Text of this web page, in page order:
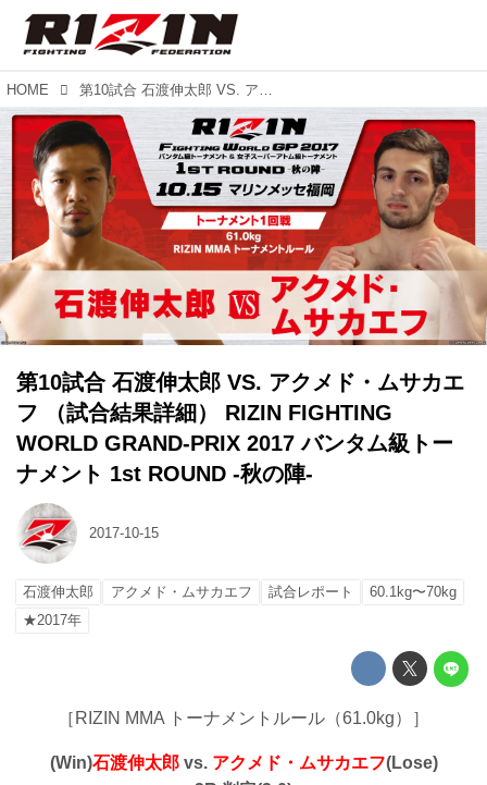
HOME 第10試合 石渡伸太郎 VS. アクメド・ムサカエフ （試合結果詳細） RIZIN FIGHTING WORLD GRAND-PRIX 2017 バンタム級トーナメント 1st ROUND -秋の陣-
第10試合 石渡伸太郎 VS. アクメド・ムサカエ
フ （試合結果詳細） RIZIN FIGHTING
WORLD GRAND-PRIX 2017 バンタム級トー
ナメント 1st ROUND -秋の陣-
2017-10-15
石渡伸太郎 アクメド・ムサカエフ 試合レポート
60.1kg〜70kg
★2017年
［RIZIN MMA トーナメントルール（61.0kg）］
(Win)石渡伸太郎vs. アクメド・ムサカエフ(Lose)